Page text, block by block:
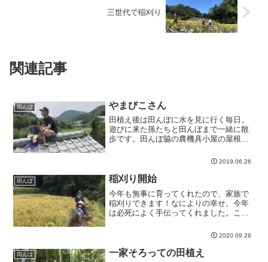
三世代で稲刈り
関連記事
田んぼ やまびこさん
田植え後は田んぼに水を見に行く毎日。
遊びに来た孫たちと田んぼまで一緒に散
歩です。田んぼ脇の農機具小屋の屋根に
2019.06.26
田んぼ 稲刈り開始
今年も無事に育ってくれたので、家族で
稲刈りできます！なによりの幸せ。今年
は必死によく手伝ってくれました。こち
2020.09.28
田んぼ 一家そろっての田植え